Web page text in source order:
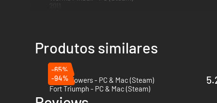
: Mais de 80 armas e
Armas montadas: Como se 80 armas e utilidades já
guerreiras causem ainda MAIS dano!
Produtos similares
-65%
Tricky Towers - PC & Mac (Steam)
-94%
Fort Triumph - PC & Mac (Steam)